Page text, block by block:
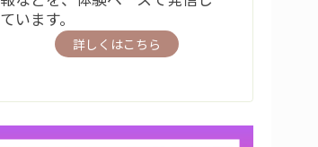
ています。
詳しくはこちら